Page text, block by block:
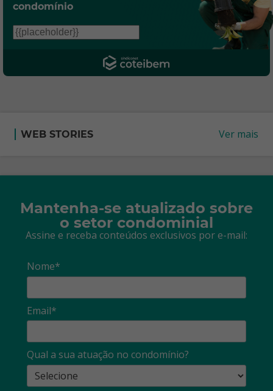
condomínio
WEB STORIES Ver mais
Mantenha-se atualizado sobre
o setor condominial
Assine e receba conteúdos exclusivos por e-mail:
Nome*
Email*
Qual a sua atuação no condomínio?